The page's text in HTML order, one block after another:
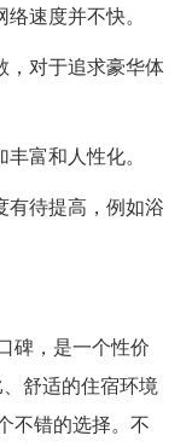
速度并不快。
，对于追求豪华体
富和人性化。
有待提高，例如浴
碑，是一个性价
舒适的住宿环境
不错的选择。不